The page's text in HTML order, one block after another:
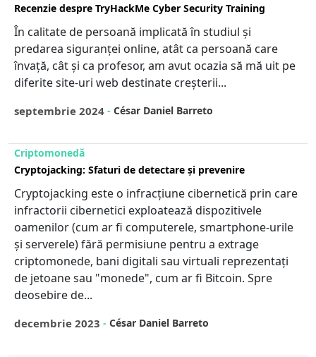
Recenzie despre TryHackMe Cyber Security Training
În calitate de persoană implicată în studiul și
predarea siguranței online, atât ca persoană care
învață, cât și ca profesor, am avut ocazia să mă uit pe
diferite site-uri web destinate creșterii...
septembrie 2024 - César Daniel Barreto
Criptomonedă
Cryptojacking: Sfaturi de detectare și prevenire
Cryptojacking este o infracțiune cibernetică prin care
infractorii cibernetici exploatează dispozitivele
oamenilor (cum ar fi computerele, smartphone-urile
și serverele) fără permisiune pentru a extrage
criptomonede, bani digitali sau virtuali reprezentați
de jetoane sau "monede", cum ar fi Bitcoin. Spre
deosebire de...
decembrie 2023 - César Daniel Barreto